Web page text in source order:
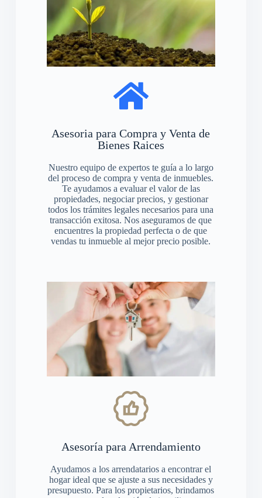
Asesoria para Compra y Venta de
Bienes Raices
Nuestro equipo de expertos te guía a lo largo
del proceso de compra y venta de inmuebles.
Te ayudamos a evaluar el valor de las
propiedades, negociar precios, y gestionar
todos los trámites legales necesarios para una
transacción exitosa. Nos aseguramos de que
encuentres la propiedad perfecta o de que
vendas tu inmueble al mejor precio posible.
Asesoría para Arrendamiento
Ayudamos a los arrendatarios a encontrar el
hogar ideal que se ajuste a sus necesidades y
presupuesto. Para los propietarios, brindamos